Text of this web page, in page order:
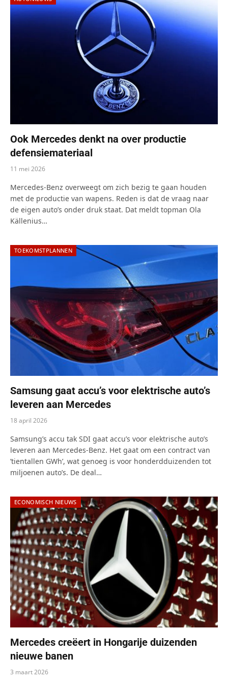
Ook Mercedes denkt na over productie
defensiemateriaal
11 mei 2026
Mercedes-Benz overweegt om zich bezig te gaan houden
met de productie van wapens. Reden is dat de vraag naar
de eigen auto’s onder druk staat. Dat meldt topman Ola
Källenius…
TOEKOMSTPLANNEN
Samsung gaat accu’s voor elektrische auto’s
leveren aan Mercedes
18 april 2026
Samsung’s accu tak SDI gaat accu’s voor elektrische auto’s
leveren aan Mercedes-Benz. Het gaat om een contract van
’tientallen GWh’, wat genoeg is voor honderdduizenden tot
miljoenen auto’s. De deal…
ECONOMISCH NIEUWS
Mercedes creëert in Hongarije duizenden
nieuwe banen
3 maart 2026